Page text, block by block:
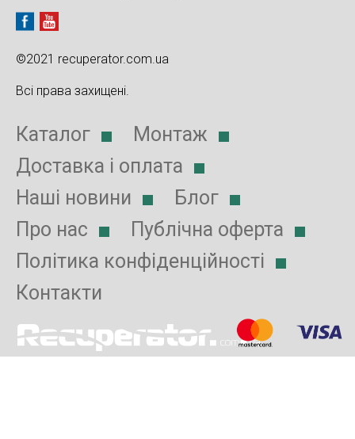
©2021 recuperator.com.ua
Всі права захищені.
Каталог
Монтаж
Доставка і оплата
Наші новини
Блог
Про нас
Публічна оферта
Політика конфіденційності
Контакти